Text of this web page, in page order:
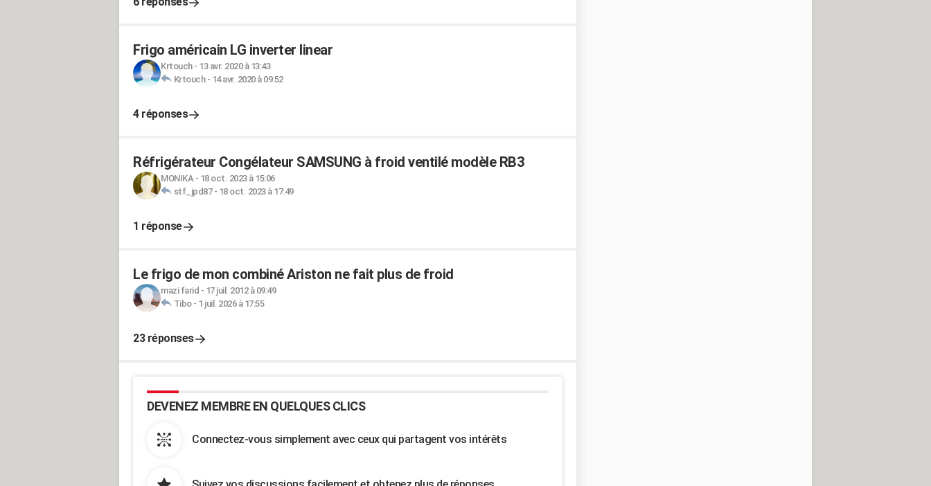
Frigo américain LG inverter linear
Krtouch- 13 avr. 2020 à 13:43
Krtouch- 14 avr. 2020 à 09:52
4 réponses
Réfrigérateur Congélateur SAMSUNG à froid ventilé modèle RB3
MONIKA- 18 oct. 2023 à 15:06
stf_jpd87- 18 oct. 2023 à 17:49
1 réponse
Le frigo de mon combiné Ariston ne fait plus de froid
mazi farid - 17 juil. 2012 à 09:49
Tibo- 1 juil. 2026 à 17:55
23 réponses
DEVENEZ MEMBRE EN QUELQUES CLICS
Connectez-vous simplement avec ceux qui partagent vos intérêts